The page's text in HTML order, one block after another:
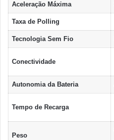
Aceleração Máxima
Taxa de Polling
Tecnologia Sem Fio
Conectividade
Autonomia da Bateria
Tempo de Recarga
Peso